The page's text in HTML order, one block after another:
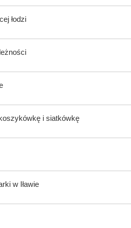
łodzi
i siatkówkę
w Iławie